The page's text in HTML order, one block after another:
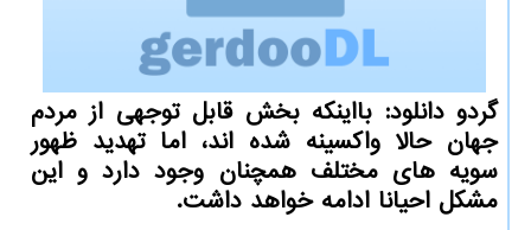
گردو دانلود: بااینکه بخش قابل توجهی از مردم
جهان حالا واکسینه شده اند، اما تهدید ظهور
سویه های مختلف همچنان وجود دارد و این
مشکل احیانا ادامه خواهد داشت.